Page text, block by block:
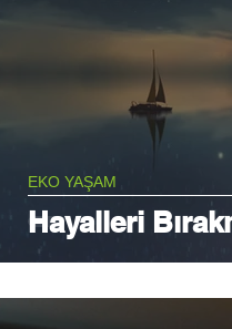
Hayalleri
EKO YAŞAM